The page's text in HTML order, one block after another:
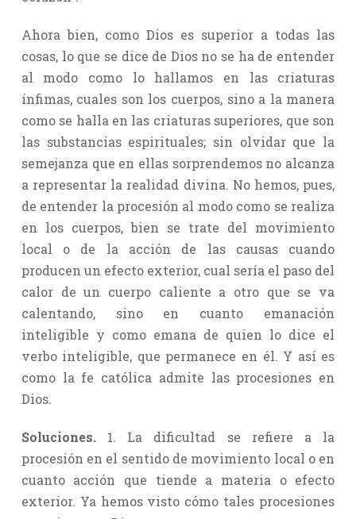
Ahora bien, como Dios es superior a todas las
cosas, lo que se dice de Dios no se ha de entender
al modo como lo hallamos en las criaturas
ínfimas, cuales son los cuerpos, sino a la manera
como se halla en las criaturas superiores, que son
las substancias espirituales; sin olvidar que la
semejanza que en ellas sorprendemos no alcanza
a representar la realidad divina. No hemos, pues,
de entender la procesión al modo como se realiza
en los cuerpos, bien se trate del movimiento
local o de la acción de las causas cuando
producen un efecto exterior, cual sería el paso del
calor de un cuerpo caliente a otro que se va
calentando, sino en cuanto emanación
inteligible y como emana de quien lo dice el
verbo inteligible, que permanece en él. Y así es
como la fe católica admite las procesiones en
Dios.
Soluciones.1. La dificultad se refiere a la
procesión en el sentido de movimiento local o en
cuanto acción que tiende a materia o efecto
exterior. Ya hemos visto cómo tales procesiones